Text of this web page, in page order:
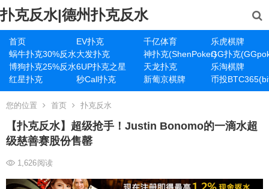
扑克反水|德州扑克反水
首页 EV扑克 千亿体育
乐虎棋牌
蜗牛扑克30%反水大发扑克 神扑克(ShenPoker)GG扑克
博狗扑克25%反水6UP扑克之星 天龙扑克
乐淘棋牌
红星扑克
秒Call扑克 新葡京棋牌 币投
您的位置 首页 扑克反水
【扑克反水】超级抢手！Justin Bonomo的一滴水超
级慈善赛股份售罄
1,626阅读